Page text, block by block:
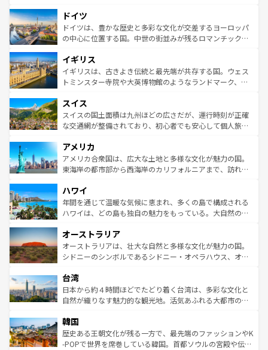
せる。地方によって風土や気候が異なるスペインはその個
性で訪れる人を魅了する。 なお、新着のスペイン情報は コ
ンテンツ一覧を参照してほしい。
で、幅広い魅力が詰まっている。華麗な宮殿、歴史的な大
聖堂、美しいビーチ、そして豊かな自然が、訪れる者を心
から魅了する。また、フランスは美食の国としても知ら
いる。シャンパンの発祥地であるランス、プロヴァンスの
香り高いラベンダー畑など、多彩な楽しみ方が可能だ。さ
らに、パリ以外の地域にも魅力が溢れており、どの街角に
れる地方に足を運ぶとそれぞれで全く異なる文化を体験で
きるだろう。 なお、新着のフランス情報はコンテンツ一覧
を参照してほしい。
ドイツ
ドイツは、豊かな歴史と多彩な文化が交差するヨーロッパ
の中心に位置する国。中世の街並みが残るロマンチック街
顔を持つこの国は、どこを歩いても飽きることがない。ベ
ルリンの文化的活気、バイエルン州のアルプスの絶景、そ
してライン川沿いのワイン畑といった風景は必見。ビール
は、お酒好きな人にはぜひ体験してほしい。 なお、新着の
ドイツ情報はコンテンツ一覧を参照してほしい。
イギリス
イギリスは、古きよき伝統と最先端が共存する国。ウェス
トミンスター寺院や大英博物館のようなランドマーク、歴
リアごとに異なる魅力がある。また、優雅なアフタヌーン
ティー、ビール好きにはたまらない英国パブ、サッカー観
戦など、本場だからこそできる体験も豊富。イギリスを旅
ンツ一覧を参照してほしい。
スイス
スイスの国土面積は九州ほどの広さだが、運行時刻が正確
な交通網が整備されており、初心者でも安心して個人旅行
の建物がそのまま残る町や、スイスならではのユニークな
博物館もあり、アルプス観光だけでなく町歩きも満喫する
ことができる。国民の所得が高いため物価も高いが、旅行
ば市内交通費無料で観光を楽しむこともできる。 なお、新
着のスイス情報はコンテンツ一覧 を参照してほしい。
アメリカ
アメリカ合衆国は、広大な土地と多様な文化が魅力の国。
東海岸の都市部から西海岸のカリフォルニアまで、訪れる
のような巨大都市は、観光、ショッピング、エンターテイ
ンメントが詰まった刺激的なスポットだ。一方、アメリカ
西部には大自然が広がり、グランドキャニオンやイエロー
部のニューオーリンズでは、音楽と美食が融合した独特の
文化が魅力。旅行者はアメリカの各地域で異なる魅力を楽
しみながら、その多様性と豊かな歴史を感じることができ
ならではの贅沢な旅のスタイルだ。 なお、新着のアメリカ
情報はコンテンツ一覧を参照してほしい。
ハワイ
年間を通じて温暖な気候に恵まれ、多くの島で構成される
ハワイは、どの島も独自の魅力をもっている。大自然の神
ワイ島は見逃せない。また、定番の観光地といえばオアフ
島だが、静かな自然を求めるならマウイ島やカウアイ島が
おすすめ。エメラルドグリーンに輝く海をはじめ、豊かな
れるおもてなしの心で訪れる人々を迎えてくれるハワイの
人々、おいしいローカルフードやハワイアンミュージッ
ク、伝統的なフラダンスなど、すべてがハワイの魅力を彩
ワイを、存分に味わってほしい。 なお、新着のハワイ情報
はコンテンツ一覧を参照してほしい。
オーストラリア
オーストラリアは、壮大な自然と多様な文化が魅力の国。
シドニーのシンボルであるシドニー・オペラハウス、オー
リアリーフや大陸中央部にそびえるウルル（エアーズロッ
ク）、タスマニアの美しい原生林やケアンズの熱帯雨林な
ど、見どころがたくさん。また、カフェやワイン、オージ
いる。アクティビティも充実しており、サーフィンやダイ
ビング、ハイキングなど、アウトドア好きにはたまらな
い。オーストラリアの多彩な魅力を存分に味わいつくそ
台湾
日本から約４時間ほどでたどり着く台湾は、多彩な文化と
自然が織りなす魅力的な観光地。活気あふれる大都市の台
ン）、静ひつな山岳地帯である台湾東部など、都市の喧騒
と山間の静けさが共存しており、訪れる人に新しい発見と
驚きをもたらしてくれる。また、奥深い台湾の食文化も魅
韓国
歴史ある王朝文化が残る一方で、最先端のファッションやK
-POPで世界を席巻している韓国。首都ソウルの宮殿や伝統